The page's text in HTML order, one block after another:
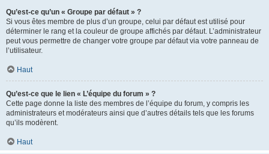
Qu’est-ce qu’un « Groupe par défaut » ?
Si vous êtes membre de plus d’un groupe, celui par défaut est utilisé pour
déterminer le rang et la couleur de groupe affichés par défaut. L’administrateur
peut vous permettre de changer votre groupe par défaut via votre panneau de
l’utilisateur.
Haut
Qu’est-ce que le lien « L’équipe du forum » ?
Cette page donne la liste des membres de l’équipe du forum, y compris les
administrateurs et modérateurs ainsi que d’autres détails tels que les forums
qu’ils modèrent.
Haut